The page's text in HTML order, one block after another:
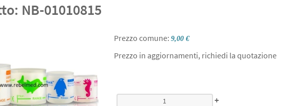
NB-01010815
Prezzo comune: 9,00 €
Prezzo in aggiornamenti, richiedi la quotazione
+